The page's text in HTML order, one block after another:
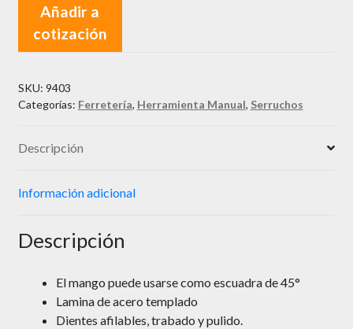
Añadir a
cotización
SKU: 9403
Categorías: Ferretería, Herramienta Manual, Serruchos
Descripción
Información adicional
Descripción
El mango puede usarse como escuadra de 45°
Lamina de acero templado
Dientes afilables, trabado y pulido.